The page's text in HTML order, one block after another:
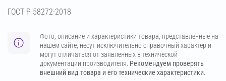
ГОСТ Р 58272-2018
Фото, описание и характеристики товара, представленные на
нашем сайте, несут исключительно справочный характер и
могут отличаться от заявленных в технической
документации производителя. Рекомендуем проверять
внешний вид товара и его технические характеристики.